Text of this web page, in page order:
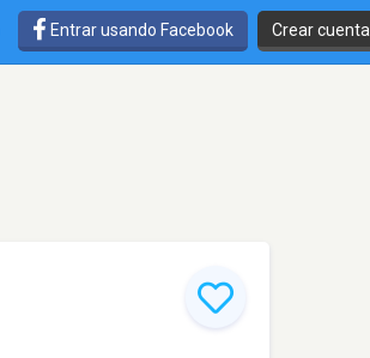
Entrar usando Facebook Crear cuenta